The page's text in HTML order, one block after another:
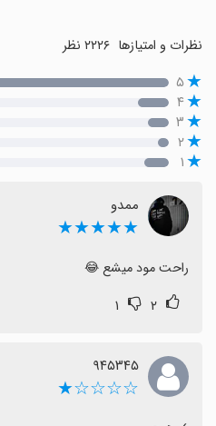
نظرات و امتیازها
۵
۴
۳
۲
۱
ممدو
★★★★★
راحت مود میشع 😂
۲ ۱
۹۴۵۳۴۵
☆☆☆☆★